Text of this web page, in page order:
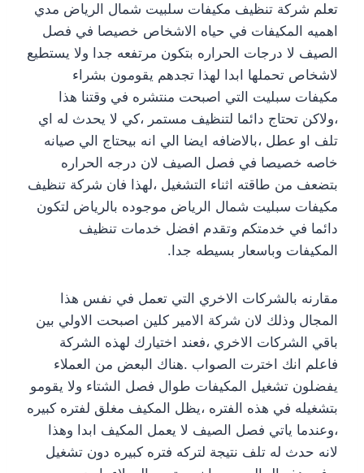
تعلم شركة تنظيف مكيفات سلبيت شمال الرياض مدي
اهميه المكيفات في حياه الاشخاص خصيصا في فصل
الصيف لا درجات الحراره بتكون مرتفعه جدا ولا يستطيع
لاشخاص تحملها ابدا لهذا تجدهم يقومون بشراء
مكيفات سبليت التي اصبحت منتشره في وقتنا هذا
،ولاكن تحتاج دائما لتنظيف مستمر ،كي لا يحدث له اي
تلف او عطل ،بالاضافه ايضا الي انه بيحتاج الي صيانه
خاصه خصيصا في فصل الصيف لان درجه الحراره
بتضعف من طاقته اثناء التشغيل ،لهذا فان شركة تنظيف
مكيفات سبليت شمال الرياض موجوده بالرياض لتكون
دائما في خدمتكم وتقدم افضل خدمات تنظيف
المكيفات وباسعار بسيطه جدا.
مقارنه بالشركات الاخري التي تعمل في نفس هذا
المجال وذلك لان شركة الامير كلين اصبحت الاولي بين
باقي الشركات الاخري ،فعند اختيارك لهذه الشركة
فاعلم انك اخترت الصواب .هناك البعض من العملاء
يفضلون تشغيل المكيفات طوال فصل الشتاء ولا يقومو
بتشغيله في هذه الفتره ،يظل المكيف مغلق لفتره كبيره
،وعندما ياتي فصل الصيف لا يعمل المكيف ابدا وهذا
لانه حدث له تلف نتيجة لتركه فتره كبيره دون تشغيل